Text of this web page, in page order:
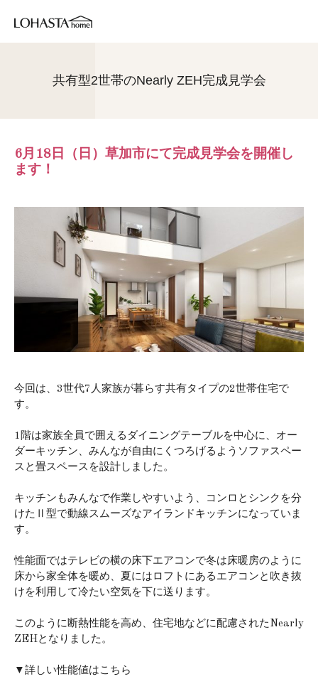
共有型2世帯のNearly ZEH完成見学会
6月18日（日）草加市にて完成見学会を開催し
ます！
今回は、3世代7人家族が暮らす共有タイプの2世帯住宅で
す。
1階は家族全員で囲えるダイニングテーブルを中心に、オー
ダーキッチン、みんなが自由にくつろげるようソファスペー
スと畳スペースを設計しました。
キッチンもみんなで作業しやすいよう、コンロとシンクを分
けたⅡ型で動線スムーズなアイランドキッチンになっていま
す。
性能面ではテレビの横の床下エアコンで冬は床暖房のように
床から家全体を暖め、夏にはロフトにあるエアコンと吹き抜
けを利用して冷たい空気を下に送ります。
このように断熱性能を高め、住宅地などに配慮されたNearly
ZEHとなりました。
▼詳しい性能値はこちら